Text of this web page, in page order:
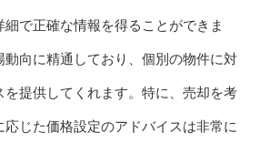
で正確な情報を得ることができま
向に精通しており、個別の物件に対
を提供してくれます。特に、売却を考
応じた価格設定のアドバイスは非常に